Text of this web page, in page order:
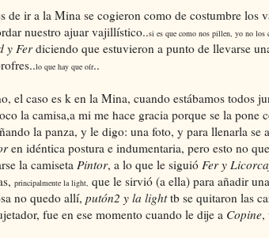
de ir a la Mina se cogieron como de costumbre los
nuestro ajuar vajillístico..si es que como nos pillen, yo no los
y Ferdiciendo que estuvieron a punto de llevarse
lo que hay que oír..
el caso es k en la Mina, cuando estábamos todos
la camisa,a mi me hace gracia porque se la pone
la panza, y le digo: una foto, y para llenarla se
en idéntica postura e indumentaria, pero esto no
la camiseta Pintor, a lo que le siguió Fer y
principalmente la light, que le sirvió (a ella) para añadir
no quedo allí, putón2 y la lighttb se quitaron las
fue en ese momento cuando le dije a Copine,